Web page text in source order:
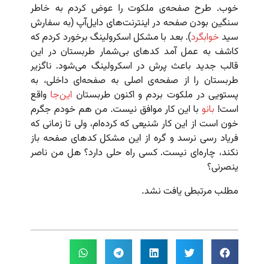
خوب. طرح صفحه‌ی ملکوت را عوض کردم به خاطر
سنگین بودن صفحه در اینترنت‌های دایل‌آپ (به سفارش
سید خوابگرد). بعد با مشکل اسکرولینگ برخورد کردم که
کاشف به عمل آمد کدهای بی‌شمار طربستان در این
قالب جدید باعث پرش در اسکرولینگ می‌شود. ناگزیر
طربستان را از صفحه‌ی اصلی به صفحه‌ای داخلی، به
پستویی در ملکوت بردم و اکنون طربستان این‌جاواقع
است! بانوبا این کار موافق نیست. من هم خودم جگرم
خون است از این کار شنیعی که کرده‌ام، ولی تا زمانی که
فریاد رسی نرسد و گره از این مشکل کدهای صفحه باز
نکند، چاره‌ای نیست. کسی راه‌ حلی دارد؟ هل من ناصر
ینصرنی؟
مطلب مرتبطی یافت نشد.